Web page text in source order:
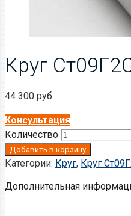
Круг
44 300 руб.
Консультация
Количество
Добавить в корзину
Категории: Круг, Круг
Дополнительная